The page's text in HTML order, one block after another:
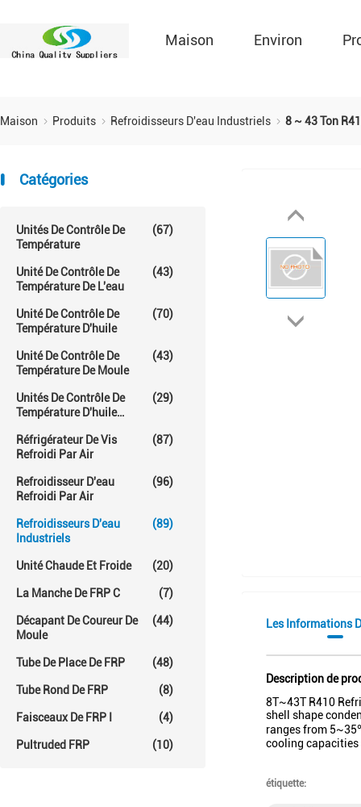
Maison Environ
Maison Produits Refroidisseurs D'eau Industriels 8 ~ 43 Ton
Catégories
Unités De Contrôle De
Température
(67)
Unité De Contrôle De
Température De L'eau
(43)
Unité De Contrôle De
Température D'huile
(70)
Unité De Contrôle De
Température De Moule
(43)
Unités De Contrôle De
Température D'huile
(29)
Réfrigérateur De Vis
Refroidi Par Air
(87)
Refroidisseur D'eau
Refroidi Par Air
(96)
Refroidisseurs D'eau
Industriels
(89)
Unité Chaude Et Froide (20)
La Manche De FRP C (7)
Décapant De Coureur De
Moule
(44)
Tube De Place De FRP (48)
Tube Rond De FRP (8)
Faisceaux De FRP I (4)
Pultruded FRP (10)
Les Informations
Description de
8T~43T R410
shell shape
ranges from
cooling capacities
étiquette: